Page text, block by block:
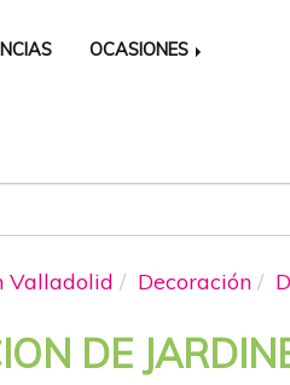
OCASIONES
Valladolid Decoración
DE